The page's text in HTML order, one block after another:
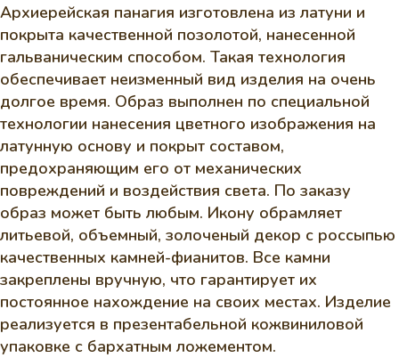
Архиерейская панагия изготовлена из латуни и
покрыта качественной позолотой, нанесенной
гальваническим способом. Такая технология
обеспечивает неизменный вид изделия на очень
долгое время. Образ выполнен по специальной
технологии нанесения цветного изображения на
латунную основу и покрыт составом,
предохраняющим его от механических
повреждений и воздействия света. По заказу
образ может быть любым. Икону обрамляет
литьевой, объемный, золоченый декор с россыпью
качественных камней-фианитов. Все камни
закреплены вручную, что гарантирует их
постоянное нахождение на своих местах. Изделие
реализуется в презентабельной кожвиниловой
упаковке с бархатным ложементом.